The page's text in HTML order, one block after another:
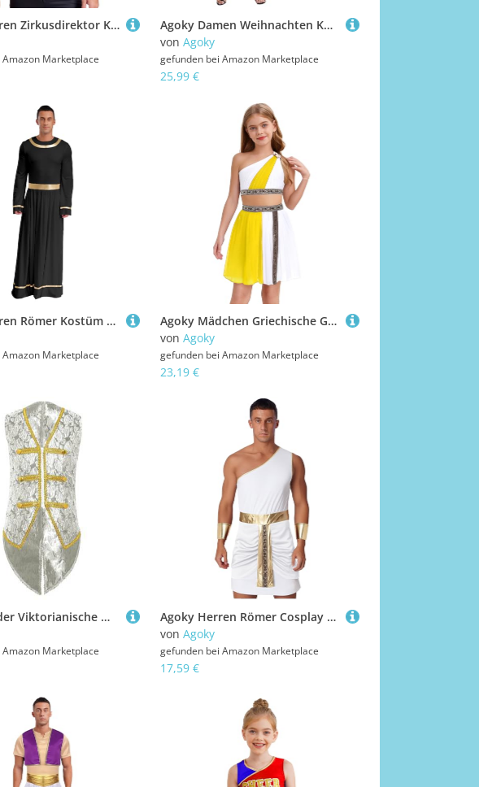
Agoky Herren Zirkusdirektor Kostüm Frack Ärmellose Pailletten Weste mit Zierknöpfe Halloween Fasching Karneval Mottoparty Cosplay Outfits
Amazon Marketplace
Agoky Damen Weihnachten Kostüm Weihnachtsengel Kleid Langarm Farbblock Partykleider Lange Kleider Abendkleider Cocktailkleider mit Faltenrock Cosplay Outfits Lavendel XL
von Agoky
gefunden bei Amazon Marketplace
25,99 €
Agoky Herren Römer Kostüm Griechischer Gott Zeus Cosplay Uniform Langarm Toga Kleid mit Metallic Saum Motto Party Fasching Cosplay Outfits Schwarz L
Amazon Marketplace
Agoky Mädchen Griechische Göttin Kostüm Altgriechisches Ein-Schulter Crop Top und Rock mit Farbblock Kinder Zweiteiler Kleidung Set Prinzessin Cosplay Outfits Gelb 146-152
von Agoky
gefunden bei Amazon Marketplace
23,19 €
Agoky Kinder Viktorianische Weste Mädchen Jungen Ärmellose Anzugweste Vintage Blumen Stickerei Mittelalter Renaissance Waistcoat Steampunk Oberbekleidung Cosplay Outfits Weiß 110-116
Amazon Marketplace
Agoky Herren Römer Cosplay Kostüm One Shoulder Toga Ärmelloses Kleid mit Metallic Gürtel Kilt Armstulpen Motto Party Fasching Karneval Outfits Weiß XL
von Agoky
gefunden bei Amazon Marketplace
17,59 €